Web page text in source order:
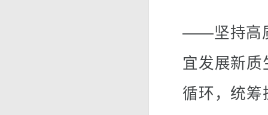
——坚持高
宜发展新
循环，统筹